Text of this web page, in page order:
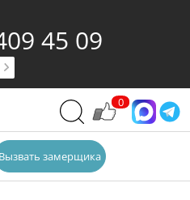
45 09
0
Вызвать замерщика